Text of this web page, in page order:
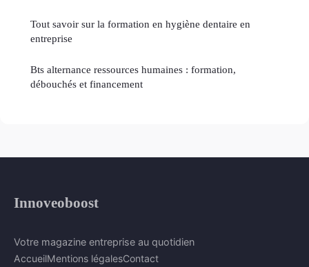
Tout savoir sur la formation en hygiène dentaire en
entreprise
Bts alternance ressources humaines : formation,
débouchés et financement
Innoveoboost
Votre magazine entreprise au quotidien
AccueilMentions légalesContact